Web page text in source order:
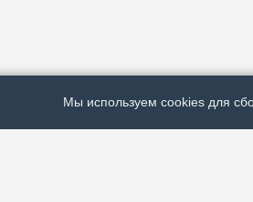
Мы используем cookies для